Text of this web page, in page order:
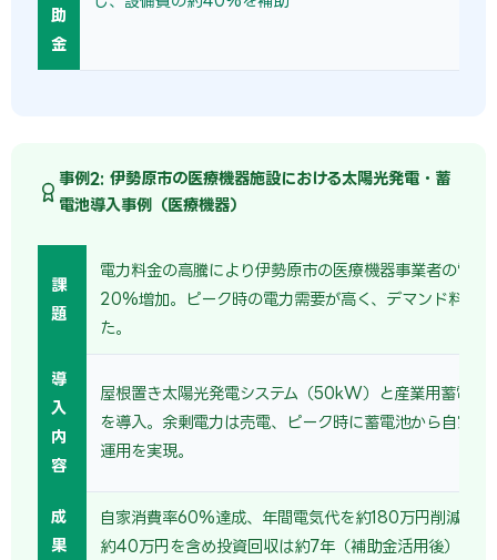
助
金
事例2: 伊勢原市の医療機器施設における太陽光発電・蓄
電池導入事例（医療機器）
課
題
電力料金の高騰により伊勢原市の医療機器事業者の電気
20%増加。ピーク時の電力需要が高く、デマンド料金
た。
導
入
内
容
屋根置き太陽光発電システム（50kW）と産業用蓄電
を導入。余剰電力は売電、ピーク時に蓄電池から自家消
運用を実現。
成
果
自家消費率60%達成、年間電気代を約180万円削減。売
約40万円を含め投資回収は約7年（補助金活用後）。